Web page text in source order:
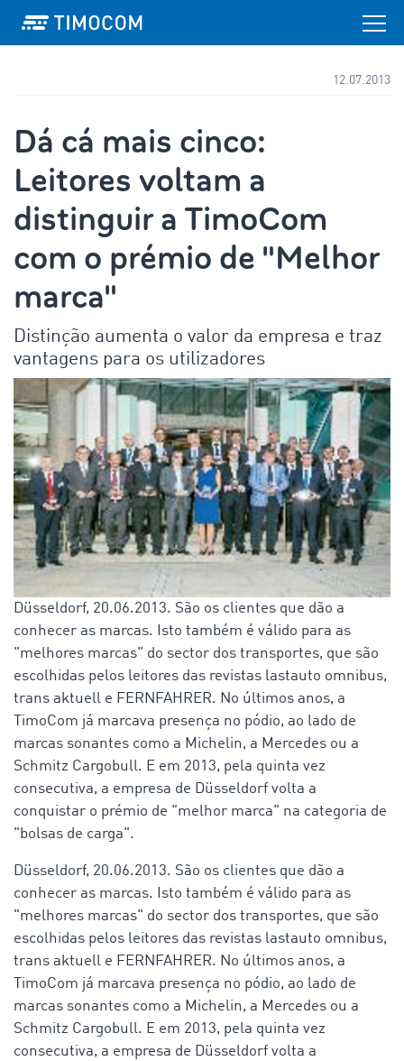
12.07.2013
Dá cá mais cinco:
Leitores voltam a
distinguir a TimoCom
com o prémio de "Melhor
marca"
Distinção aumenta o valor da empresa e traz
vantagens para os utilizadores
Düsseldorf, 20.06.2013. São os clientes que dão a
conhecer as marcas. Isto também é válido para as
"melhores marcas" do sector dos transportes, que são
escolhidas pelos leitores das revistas lastauto omnibus,
trans aktuell e FERNFAHRER. No últimos anos, a
TimoCom já marcava presença no pódio, ao lado de
marcas sonantes como a Michelin, a Mercedes ou a
Schmitz Cargobull. E em 2013, pela quinta vez
consecutiva, a empresa de Düsseldorf volta a
conquistar o prémio de "melhor marca" na categoria de
"bolsas de carga".
Düsseldorf, 20.06.2013. São os clientes que dão a
conhecer as marcas. Isto também é válido para as
"melhores marcas" do sector dos transportes, que são
escolhidas pelos leitores das revistas lastauto omnibus,
trans aktuell e FERNFAHRER. No últimos anos, a
TimoCom já marcava presença no pódio, ao lado de
marcas sonantes como a Michelin, a Mercedes ou a
Schmitz Cargobull. E em 2013, pela quinta vez
consecutiva, a empresa de Düsseldorf volta a